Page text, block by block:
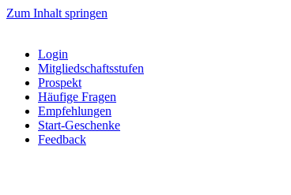
Zum Inhalt springen
Login
Mitgliedschaftsstufen
Prospekt
Häufige Fragen
Empfehlungen
Start-Geschenke
Feedback